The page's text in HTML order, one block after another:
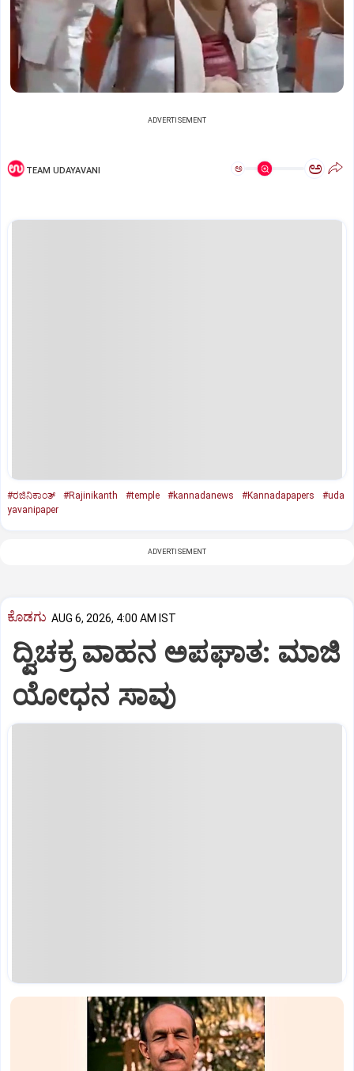
ADVERTISEMENT
TEAM UDAYAVANI ಅ ಅ
#ರಜಿನಿಕಾಂತ್‌ #Rajinikanth #temple #kannadanews #Kannadapapers
#uda
yavanipaper
ADVERTISEMENT
ಕೊಡಗು AUG 6, 2026, 4:00 AM IST
ದ್ವಿಚಕ್ರ ವಾಹನ ಅಪಘಾತ: ಮಾಜಿ
ಯೋಧನ ಸಾವು